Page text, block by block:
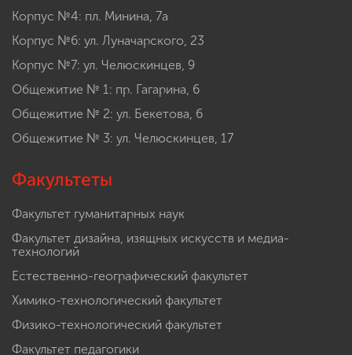
Корпус №4: пл. Минина, 7а
Корпус №6: ул. Луначарского, 23
Корпус №7: ул. Челюскинцев, 9
Общежитие № 1: пр. Гагарина, 6
Общежитие № 2: ул. Бекетова, 6
Общежитие № 3: ул. Челюскинцев, 17
Факультеты
Факультет гуманитарных наук
Факультет дизайна, изящных искусств и медиа-
технологий
Естественно-географический факультет
Химико-технологический факультет
Физико-технологический факультет
Факультет педагогики